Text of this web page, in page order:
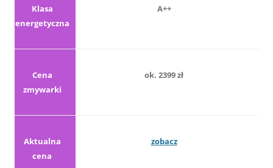
Klasa
energetyczna
A++
Cena
zmywarki
ok. 2399 zł
Aktualna
cena
zobacz